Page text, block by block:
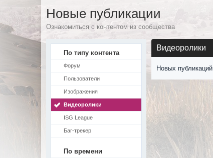
Новые публикации
Ознакомиться с контентом из сообщества
По типу контента
Форум
Пользователи
Изображения
Видеоролики
ISG League
Баг-трекер
По времени
Видеоролики
Новых